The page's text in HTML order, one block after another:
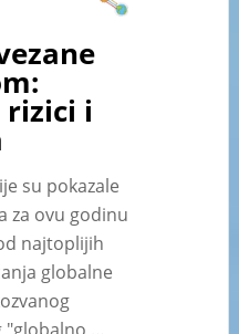
i
su pokazale
za ovu godinu
najtoplijih
globalne